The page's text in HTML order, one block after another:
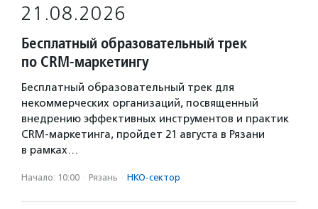
21.08.2026
Бесплатный образовательный трек
по CRM-маркетингу
Бесплатный образовательный трек для
некоммерческих организаций, посвященный
внедрению эффективных инструментов и практик
CRM-маркетинга, пройдет 21 августа в Рязани
в рамках…
Начало: 10:00 · Рязань · НКО-сектор